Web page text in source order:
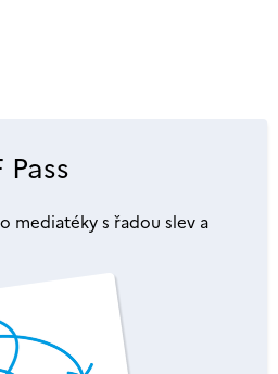
mediatéky s řadou slev a